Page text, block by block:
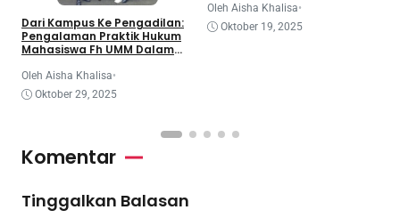
Dari Kampus Ke Pengadilan:
Pengalaman Praktik Hukum
Mahasiswa Fh UMM Dalam
Oleh Aisha Khalisa•
Oktober 29, 2025
Nasional
Oleh Aisha Khalisa•
Oktober 19, 2025
Komentar
Tinggalkan Balasan